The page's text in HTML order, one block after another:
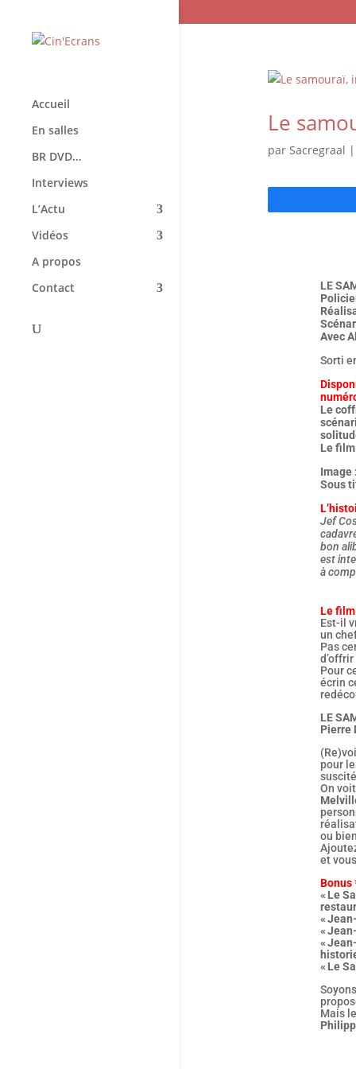
Accueil
En salles
BR DVD…
Interviews
L’Actu
Vidéos
A propos
Contact
Le
par Sacregraal |
LE
Avec
Sorti
Le
Le
Image
Sous
Jef
bon
est
à
Le
Est-il
un
Pas
Pour
écrin
LE
Pierre
pour
On
ou
et
Bonus
« Le
«
«
«
« Le
Mais